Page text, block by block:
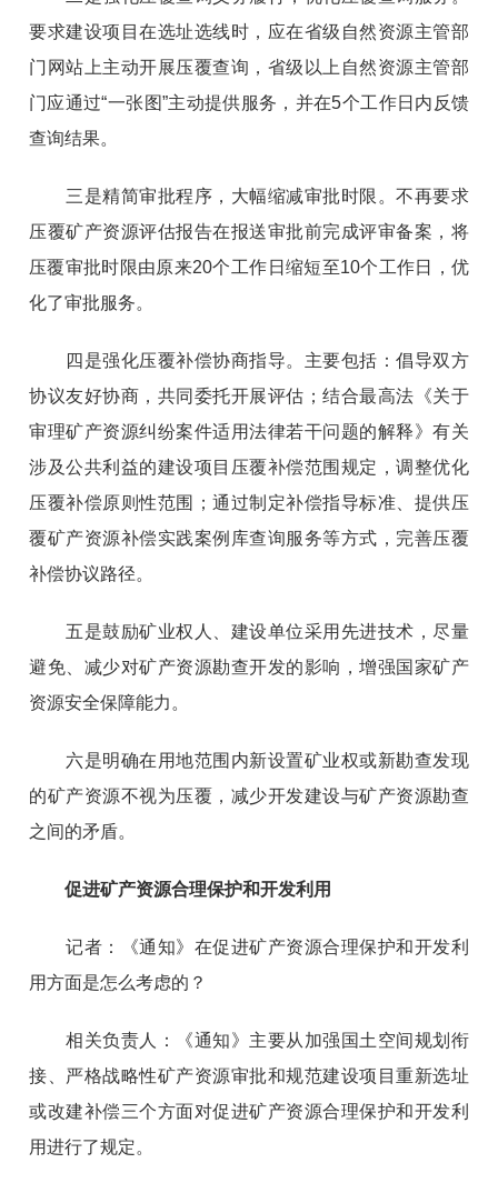
要求建设项目在选址选线时，应在省级自然资源主管部
门网站上主动开展压覆查询，省级以上自然资源主管部
门应通过“一张图”主动提供服务，并在5个工作日内反馈
查询结果。
三是精简审批程序，大幅缩减审批时限。不再要求
压覆矿产资源评估报告在报送审批前完成评审备案，将
压覆审批时限由原来20个工作日缩短至10个工作日，优
化了审批服务。
四是强化压覆补偿协商指导。主要包括：倡导双方
协议友好协商，共同委托开展评估；结合最高法《关于
审理矿产资源纠纷案件适用法律若干问题的解释》有关
涉及公共利益的建设项目压覆补偿范围规定，调整优化
压覆补偿原则性范围；通过制定补偿指导标准、提供压
覆矿产资源补偿实践案例库查询服务等方式，完善压覆
补偿协议路径。
五是鼓励矿业权人、建设单位采用先进技术，尽量
避免、减少对矿产资源勘查开发的影响，增强国家矿产
资源安全保障能力。
六是明确在用地范围内新设置矿业权或新勘查发现
的矿产资源不视为压覆，减少开发建设与矿产资源勘查
之间的矛盾。
促进矿产资源合理保护和开发利用
记者：《通知》在促进矿产资源合理保护和开发利
用方面是怎么考虑的？
相关负责人：《通知》主要从加强国土空间规划衔
接、严格战略性矿产资源审批和规范建设项目重新选址
或改建补偿三个方面对促进矿产资源合理保护和开发利
用进行了规定。